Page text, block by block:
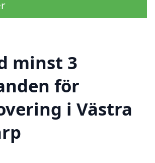
minst 3
för
i Västra